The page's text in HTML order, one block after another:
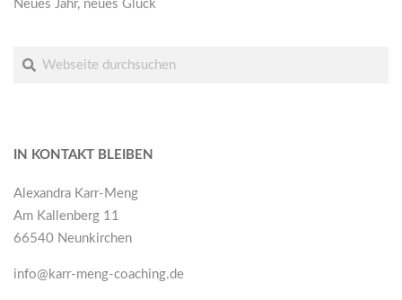
Neues Jahr, neues Glück
Suche
IN KONTAKT BLEIBEN
Alexandra Karr-Meng
Am Kallenberg 11
66540 Neunkirchen
info@karr-meng-coaching.de